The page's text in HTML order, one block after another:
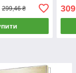
299,46 ₴